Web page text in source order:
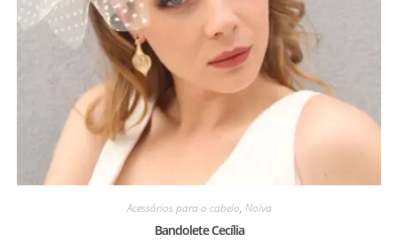
Acessórios para o cabelo, Noiva
Bandolete Cecília